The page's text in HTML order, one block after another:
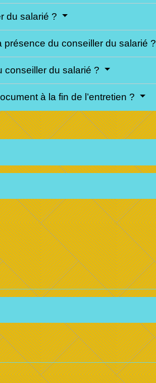
du salarié ?
du conseiller du salarié ?
conseiller du salarié ?
à la fin de l’entretien ?